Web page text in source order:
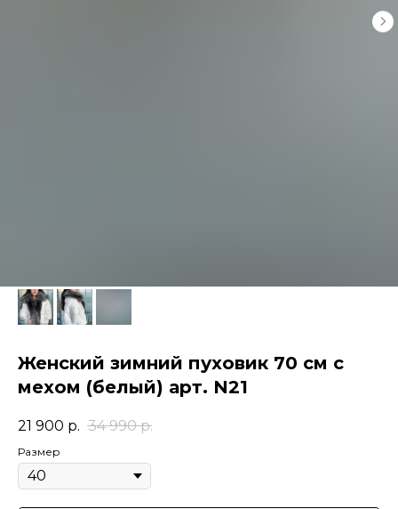
Женский зимний пуховик 70 см с
мехом (белый) арт. N21
21 900 р. 34 990 р.
Размер